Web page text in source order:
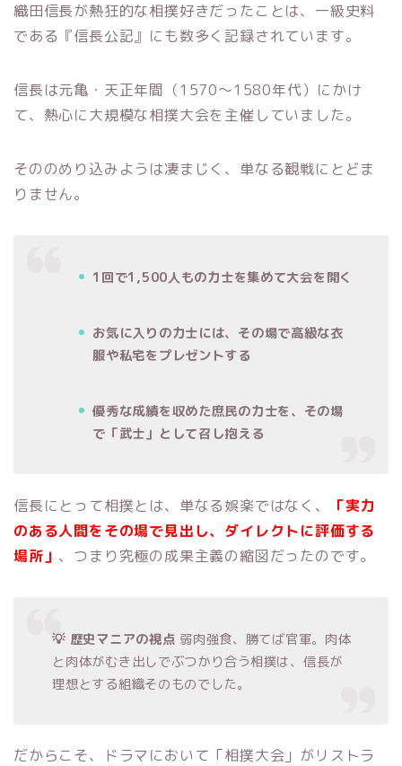
織田信長が熱狂的な相撲好きだったことは、一級史料
である『信長公記』にも数多く記録されています。
信長は元亀・天正年間（1570〜1580年代）にかけ
て、熱心に大規模な相撲大会を主催していました。
そののめり込みようは凄まじく、単なる観戦にとどま
りません。
1回で1,500人もの力士を集めて大会を開く
お気に入りの力士には、その場で高級な衣
服や私宅をプレゼントする
優秀な成績を収めた庶民の力士を、その場
で「武士」として召し抱える
信長にとって相撲とは、単なる娯楽ではなく、
「実力
のある人間をその場で見出し、ダイレクトに評価する
場所」 、つまり究極の成果主義の縮図だったのです。
💡 歴史マニアの視点 弱肉強食、勝てば官軍。肉体
と肉体がむき出しでぶつかり合う相撲は、信長が
理想とする組織そのものでした。
だからこそ、ドラマにおいて「相撲大会」がリストラ